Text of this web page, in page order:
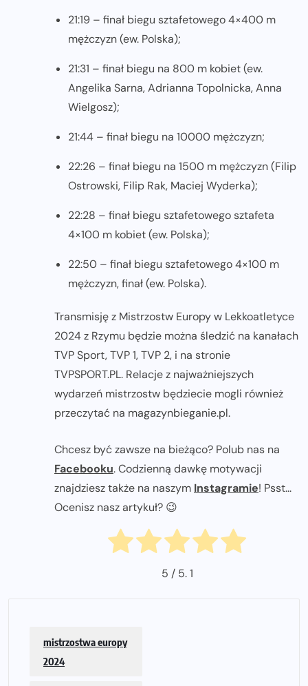
21:19 – finał biegu sztafetowego 4×400 m
mężczyzn (ew. Polska);
21:31 – finał biegu na 800 m kobiet (ew.
Angelika Sarna, Adrianna Topolnicka, Anna
Wielgosz);
21:44 – finał biegu na 10000 mężczyzn;
22:26 – finał biegu na 1500 m mężczyzn (Filip
Ostrowski, Filip Rak, Maciej Wyderka);
22:28 – finał biegu sztafetowego sztafeta
4×100 m kobiet (ew. Polska);
22:50 – finał biegu sztafetowego 4×100 m
mężczyzn, finał (ew. Polska).
Transmisję z Mistrzostw Europy w Lekkoatletyce
2024 z Rzymu będzie można śledzić na kanałach
TVP Sport, TVP 1, TVP 2, i na stronie
TVPSPORT.PL. Relacje z najważniejszych
wydarzeń mistrzostw będziecie mogli również
przeczytać na magazynbieganie.pl.
Chcesz być zawsze na bieżąco? Polub nas na
Facebooku. Codzienną dawkę motywacji
znajdziesz także na naszym Instagramie! Psst...
Ocenisz nasz artykuł? 😉
5 / 5.1
mistrzostwa europy
2024